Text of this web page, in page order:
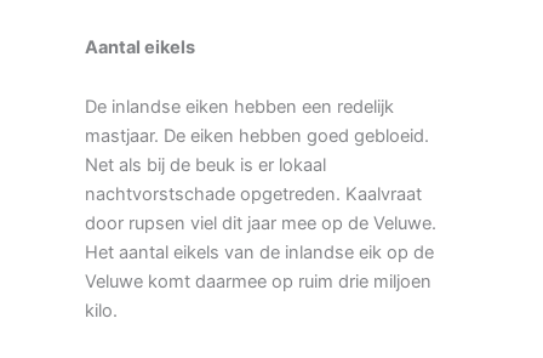
Aantal eikels
De inlandse eiken hebben een redelijk
mastjaar. De eiken hebben goed gebloeid.
Net als bij de beuk is er lokaal
nachtvorstschade opgetreden. Kaalvraat
door rupsen viel dit jaar mee op de Veluwe.
Het aantal eikels van de inlandse eik op de
Veluwe komt daarmee op ruim drie miljoen
kilo.